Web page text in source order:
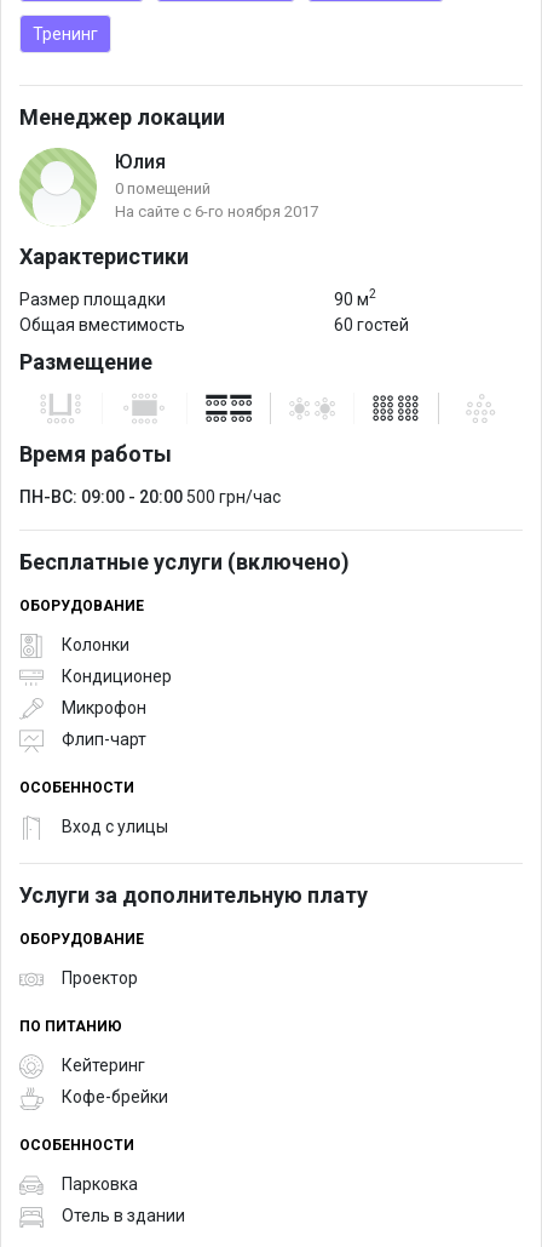
Тренинг
Менеджер локации
Юлия
0 помещений
На сайте с 6-го ноября 2017
Характеристики
Размер площадки 90 м2
Общая вместимость 60 гостей
Размещение
Время работы
ПН-ВС: 09:00 - 20:00 500 грн/час
Бесплатные услуги (включено)
ОБОРУДОВАНИЕ
Колонки
Кондиционер
Микрофон
Флип-чарт
ОСОБЕННОСТИ
Вход с улицы
Услуги за дополнительную плату
ОБОРУДОВАНИЕ
Проектор
ПО ПИТАНИЮ
Кейтеринг
Кофе-брейки
ОСОБЕННОСТИ
Парковка
Отель в здании